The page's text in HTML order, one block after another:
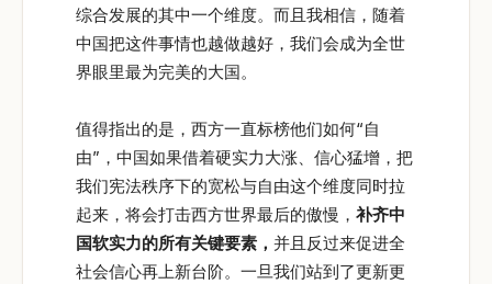
综合发展的其中一个维度。而且我相信，随着
中国把这件事情也越做越好，我们会成为全世
界眼里最为完美的大国。
值得指出的是，西方一直标榜他们如何“自
由”，中国如果借着硬实力大涨、信心猛增，把
我们宪法秩序下的宽松与自由这个维度同时拉
起来，将会打击西方世界最后的傲慢， 补齐中
国软实力的所有关键要素， 并且反过来促进全
社会信心再上新台阶。一旦我们站到了更新更